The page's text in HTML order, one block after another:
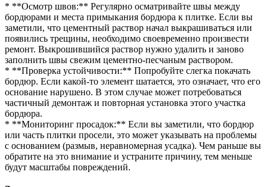
* **Осмотр швов:** Регулярно осматривайте швы между
бордюрами и места примыкания бордюра к плитке. Если вы
заметили, что цементный раствор начал выкрашиваться или
появились трещины, необходимо своевременно произвести
ремонт. Выкрошившийся раствор нужно удалить и заново
заполнить швы свежим цементно-песчаным раствором.
* **Проверка устойчивости:** Попробуйте слегка покачать
бордюр. Если какой-то элемент шатается, это означает, что его
основание нарушено. В этом случае может потребоваться
частичный демонтаж и повторная установка этого участка
бордюра.
* **Мониторинг просадок:** Если вы заметили, что бордюр
или часть плитки просели, это может указывать на проблемы
с основанием (размыв, неравномерная усадка). Чем раньше вы
обратите на это внимание и устраните причину, тем меньше
будут масштабы повреждений.